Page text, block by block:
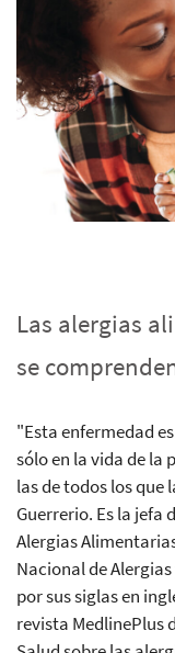
Las alergias
se
"Esta enfermedad
sólo en la vida de la
las de todos los que
Guerrerio. Es la jefa
Alergias
Nacional de
por sus siglas en
revista MedlinePlus